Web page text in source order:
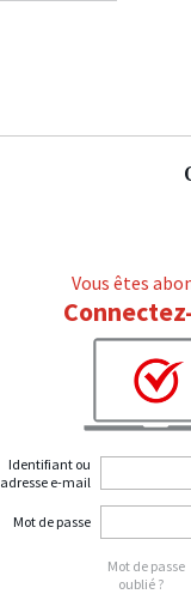
Vous êtes
Identifiant ou
adresse e-mail
Mot de passe
Mot de passe
oublié ?